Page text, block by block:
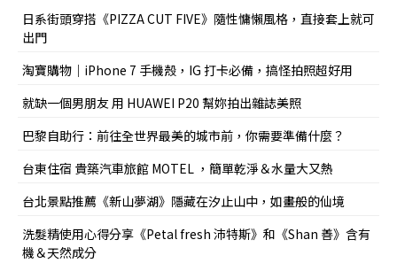
日系街頭穿搭《PIZZA CUT FIVE》隨性慵懶風格，直接套上就可
出門
淘寶購物｜iPhone 7 手機殼，IG 打卡必備，搞怪拍照超好用
就缺一個男朋友 用 HUAWEI P20 幫妳拍出雜誌美照
巴黎自助行：前往全世界最美的城市前，你需要準備什麼？
台東住宿 貴築汽車旅館 MOTEL ，簡單乾淨＆水量大又熱
台北景點推薦《新山夢湖》隱藏在汐止山中，如畫般的仙境
洗髮精使用心得分享《Petal fresh 沛特斯》和《Shan 善》含有
機＆天然成分